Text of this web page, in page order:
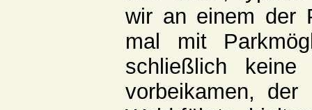
wir an einem der
mal mit
schließlich keine
vorbeikamen,